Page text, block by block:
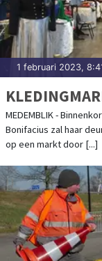
1 februari 2023,
MEDEMBLIK -
Bonifacius zal haar
op een markt door [...]